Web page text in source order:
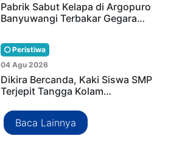
Pabrik Sabut Kelapa di Argopuro
Banyuwangi Terbakar Gegara…
Peristiwa
04 Agu 2026
Dikira Bercanda, Kaki Siswa SMP
Terjepit Tangga Kolam…
Baca Lainnya